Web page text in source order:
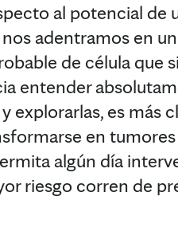
al potencial de
adentramos en
de célula que
entender
explorarlas, es más
en tumores
algún día
riesgo corren de